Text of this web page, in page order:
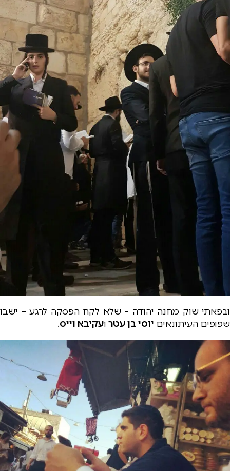
ובפאתי שוק מחנה יהודה – שלא לקח הפסקה לרגע – ישבו
שפופים העיתונאים יוסי בן עטר ועקיבא וייס.